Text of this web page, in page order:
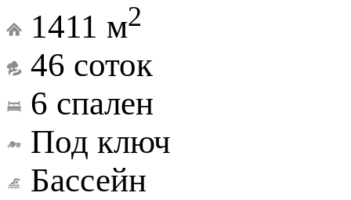
1411 м2
46 соток
6 спален
Под ключ
Бассейн